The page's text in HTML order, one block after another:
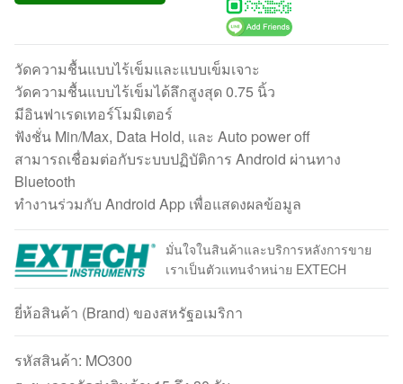
วัดความชื้นแบบไร้เข็มและแบบเข็มเจาะ
วัดความชื้นแบบไร้เข็มได้ลึกสูงสุด 0.75 นิ้ว
มีอินฟาเรดเทอร์โมมิเตอร์
ฟังชั่น Min/Max, Data Hold, และ Auto power off
สามารถเชื่อมต่อกับระบบปฏิบัติการ Android ผ่านทาง
Bluetooth
ทำงานร่วมกับ Android App เพื่อแสดงผลข้อมูล
มั่นใจในสินค้าและบริการหลังการขาย
เราเป็นตัวแทนจำหน่าย EXTECH
ยี่ห้อสินค้า (Brand) ของสหรัฐอเมริกา
รหัสสินค้า: MO300